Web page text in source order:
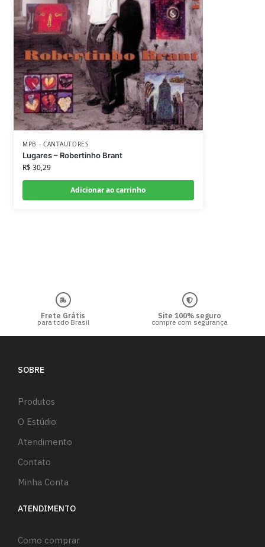
MPB - CANTAUTORES
Lugares – Robertinho Brant
R$30,29
Adicionar ao carrinho
Frete Grátis
para todo Brasil
Site 100% seguro
compre com segurança
SOBRE
Produtos
O Estúdio
Atendimento
Contato
Minha Conta
ATENDIMENTO
Como comprar